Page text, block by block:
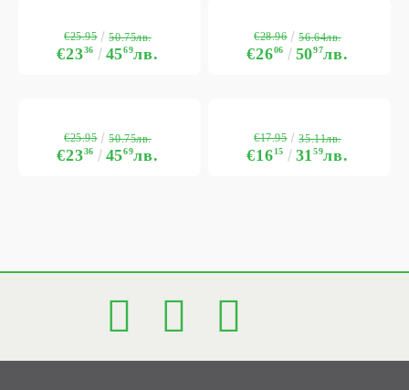
€2336 4569лв.
€25.95 50.75лв.
€2606 5097лв.
€28.96 56.64лв.
€2336 4569лв.
€25.95 50.75лв.
€1615 3159лв.
€17.95 35.11лв.